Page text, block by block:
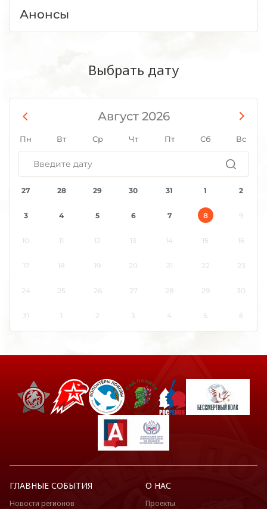
Анонсы
Выбрать дату
Август 2026
Пн Вт Ср Чт Пт Сб Вс
27 28 29 30 31 1 2
3 4 5 6 7 8 9
10 11 12 13 14 15 16
17 18 19 20 21 22 23
24 25 26 27 28 29 30
31 1 2 3 4 5 6
ГЛАВНЫЕ СОБЫТИЯ
Новости регионов
О НАС
Проекты